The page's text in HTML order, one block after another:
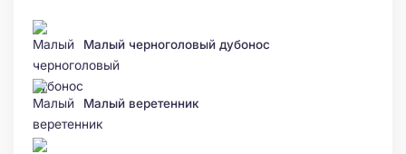
Малый черноголовый дубонос
Малый веретенник